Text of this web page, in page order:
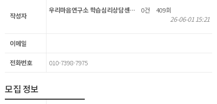
작성자
우리마음연구소 학습심리상담센… 0건
409회
26-06-01 15:21
이메일
전화번호 010-7398-7975
모집 정보